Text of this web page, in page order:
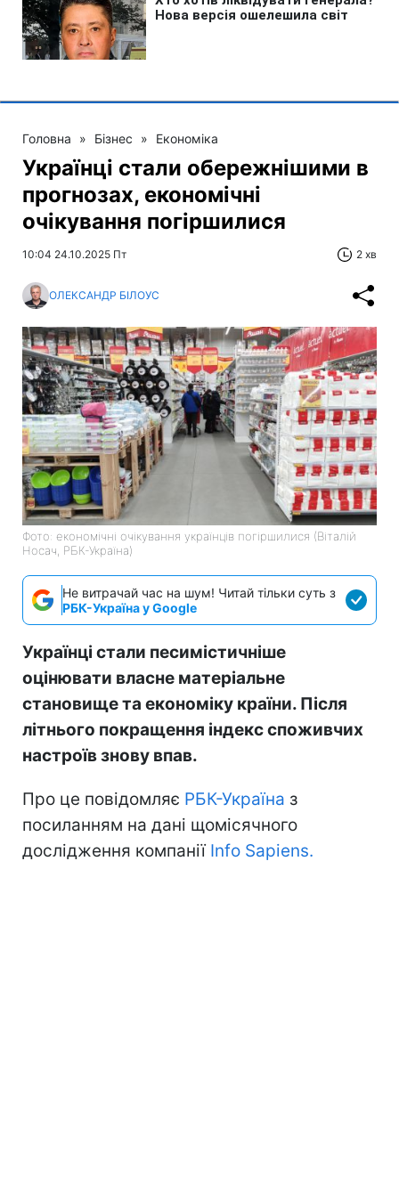
Головна » Бізнес » Економіка
Українці стали обережнішими в
прогнозах, економічні
очікування погіршилися
10:04 24.10.2025 Пт 2 хв
ОЛЕКСАНДР БІЛОУС
Фото: економічні очікування українців погіршилися (Віталій
Носач, РБК-Україна)
Не витрачай час на шум! Читай тільки суть з
РБК-Україна у Google
Українці стали песимістичніше
оцінювати власне матеріальне
становище та економіку країни. Після
літнього покращення індекс споживчих
настроїв знову впав.
Про це повідомляє РБК-Україна з
посиланням на дані щомісячного
дослідження компанії Info Sapiens.